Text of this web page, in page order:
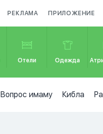
РЕКЛАМА ПРИЛОЖЕНИЕ
Отели Одежда
Вопрос имаму Кибла